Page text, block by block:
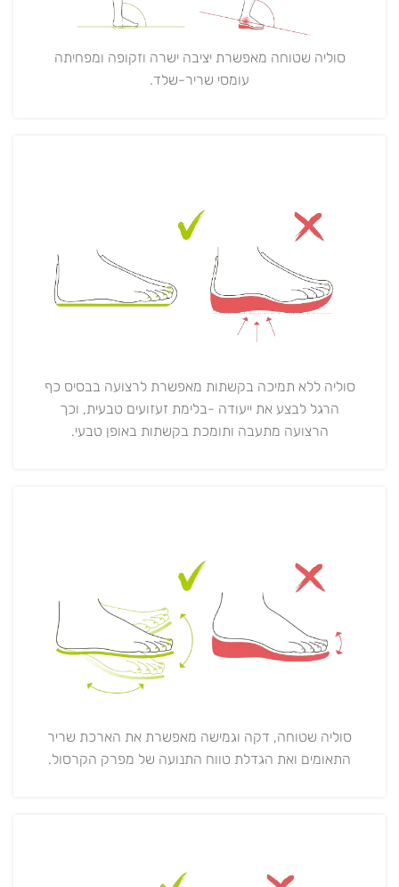
סוליה שטוחה מאפשרת יציבה ישרה וזקופה ומפחיתה
עומסי שריר-שלד.
סוליה ללא תמיכה בקשתות מאפשרת לרצועה בבסיס כף
הרגל לבצע את ייעודה -בלימת זעזועים טבעית, וכך
הרצועה מתעבה ותומכת בקשתות באופן טבעי.
סוליה שטוחה, דקה וגמישה מאפשרת את הארכת שריר
התאומים ואת הגדלת טווח התנועה של מפרק הקרסול.